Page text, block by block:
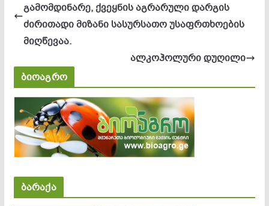
გამომდინარე, ქვეყნის აგრარული დარგის
ძირითადი მიზანი სასურსათო უსაფრთხოების
მიღწევაა.
ალკოჰოლური დუღილი
ბიოაგრო
ბარაქა